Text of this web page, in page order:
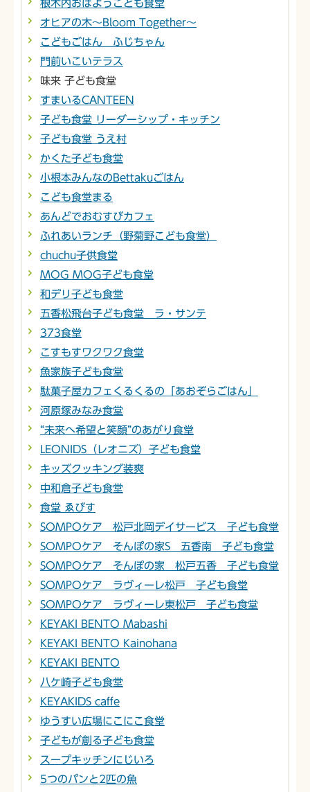
根木内おはようこども食堂
オヒアの木～Bloom Together～
こどもごはん ふじちゃん
門前いこいテラス
味来 子ども食堂
すまいるCANTEEN
子ども食堂 リーダーシップ・キッチン
子ども食堂 うえ村
かくた子ども食堂
小根本みんなのBettakuごはん
こども食堂まる
あんどでおむすびカフェ
ふれあいランチ（野菊野こども食堂）
chuchu子供食堂
MOG MOG子ども食堂
和デリ子ども食堂
五香松飛台子ども食堂 ラ・サンテ
373食堂
こすもすワクワク食堂
魚家族子ども食堂
駄菓子屋カフェくるくるの「あおぞらごはん」
河原塚みなみ食堂
“未来へ希望と笑顔”のあがり食堂
LEONIDS（レオニズ）子ども食堂
キッズクッキング装爽
中和倉子ども食堂
食堂 ゑびす
SOMPOケア 松戸北岡デイサービス 子ども食堂
SOMPOケア そんぽの家S 五香南 子ども食堂
SOMPOケア そんぽの家 松戸五香 子ども食堂
SOMPOケア ラヴィーレ松戸 子ども食堂
SOMPOケア ラヴィーレ東松戸 子ども食堂
KEYAKI BENTO Mabashi
KEYAKI BENTO Kainohana
KEYAKI BENTO
八ケ崎子ども食堂
KEYAKIDS caffe
ゆうすい広場にこにこ食堂
子どもが創る子ども食堂
スープキッチンにじいろ
5つのパンと2匹の魚